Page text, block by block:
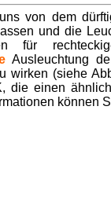
von dem
und die
für
Ausleuchtung
wirken (siehe
die einen
können